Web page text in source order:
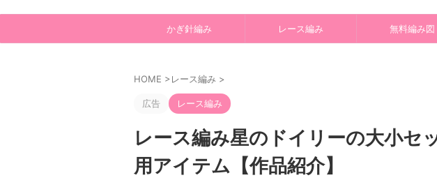
かぎ針編み レース編み 無料編み図
HOME >レース編み >
広告 レース編み
レース編み星のドイリーの大小セ
用アイテム【作品紹介】